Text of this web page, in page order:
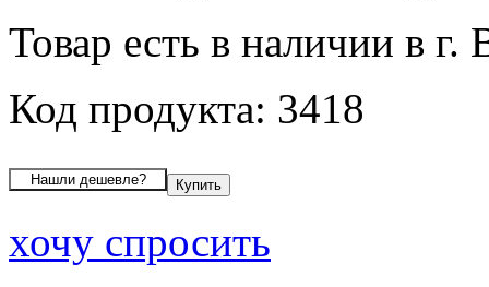
Товар есть в наличии в г.
Код продукта: 3418
хочу спросить